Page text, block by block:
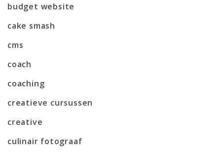
budget website
cake smash
cms
coach
coaching
creatieve cursussen
creative
culinair fotograaf